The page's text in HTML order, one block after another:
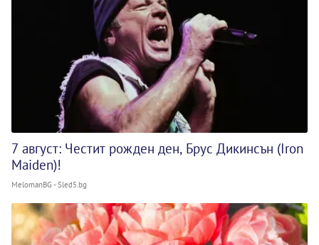
7 август: Честит рожден ден, Брус Дикинсън (Iron
Maiden)!
MelomanBG - Sled5.bg